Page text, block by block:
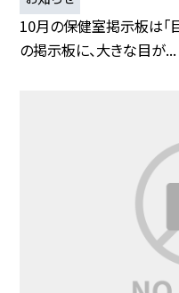
10月の保健室掲示板は「
の掲示板に、大きな目が...